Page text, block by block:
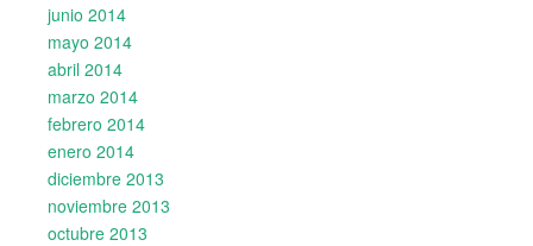
junio 2014
mayo 2014
abril 2014
marzo 2014
febrero 2014
enero 2014
diciembre 2013
noviembre 2013
octubre 2013